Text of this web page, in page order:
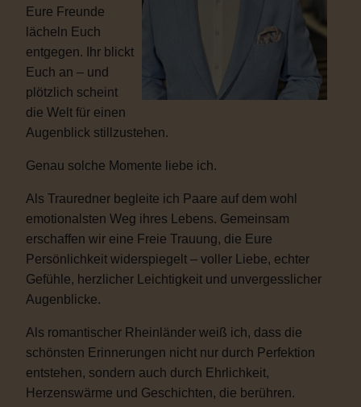
Eure Freunde
lächeln Euch
entgegen. Ihr blickt
Euch an – und
plötzlich scheint
die Welt für einen
Augenblick stillzustehen.
Genau solche Momente liebe ich.
Als Trauredner begleite ich Paare auf dem wohl
emotionalsten Weg ihres Lebens. Gemeinsam
erschaffen wir eine Freie Trauung, die Eure
Persönlichkeit widerspiegelt – voller Liebe, echter
Gefühle, herzlicher Leichtigkeit und unvergesslicher
Augenblicke.
Als romantischer Rheinländer weiß ich, dass die
schönsten Erinnerungen nicht nur durch Perfektion
entstehen, sondern auch durch Ehrlichkeit,
Herzenswärme und Geschichten, die berühren.